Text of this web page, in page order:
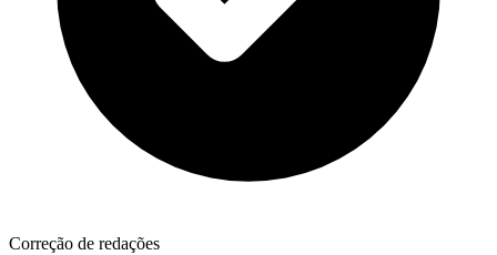
Correção de redações